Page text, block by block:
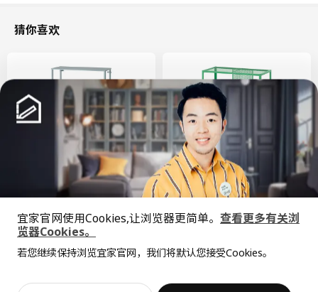
对于书籍、海报、礼品包装和组装说明等产品，我们通常使用优质
纸，这是一种薄而光滑的纸，易于打印文字图案。优质纸也可以经
过处理，呈现光泽面或哑光面。原材料主要包括原生纸纤维，因为
使用再生纤维会导致纸张变脆和变得不稳定。
猜你喜欢
柜子, 83x36x128 厘米
599 00
¥ 599.00
新品 限定款
搁架单元, 60x30x80 厘米
¥99 99
¥ 99.99
抱歉，该商品在所选地区暂时缺货。价格透明，设计专业，现货供应
宜家官网使用Cookies,让浏览器更简单。 查看更多有关浏
览器Cookies。
若您继续保持浏览宜家官网，我们将默认您接受Cookies。